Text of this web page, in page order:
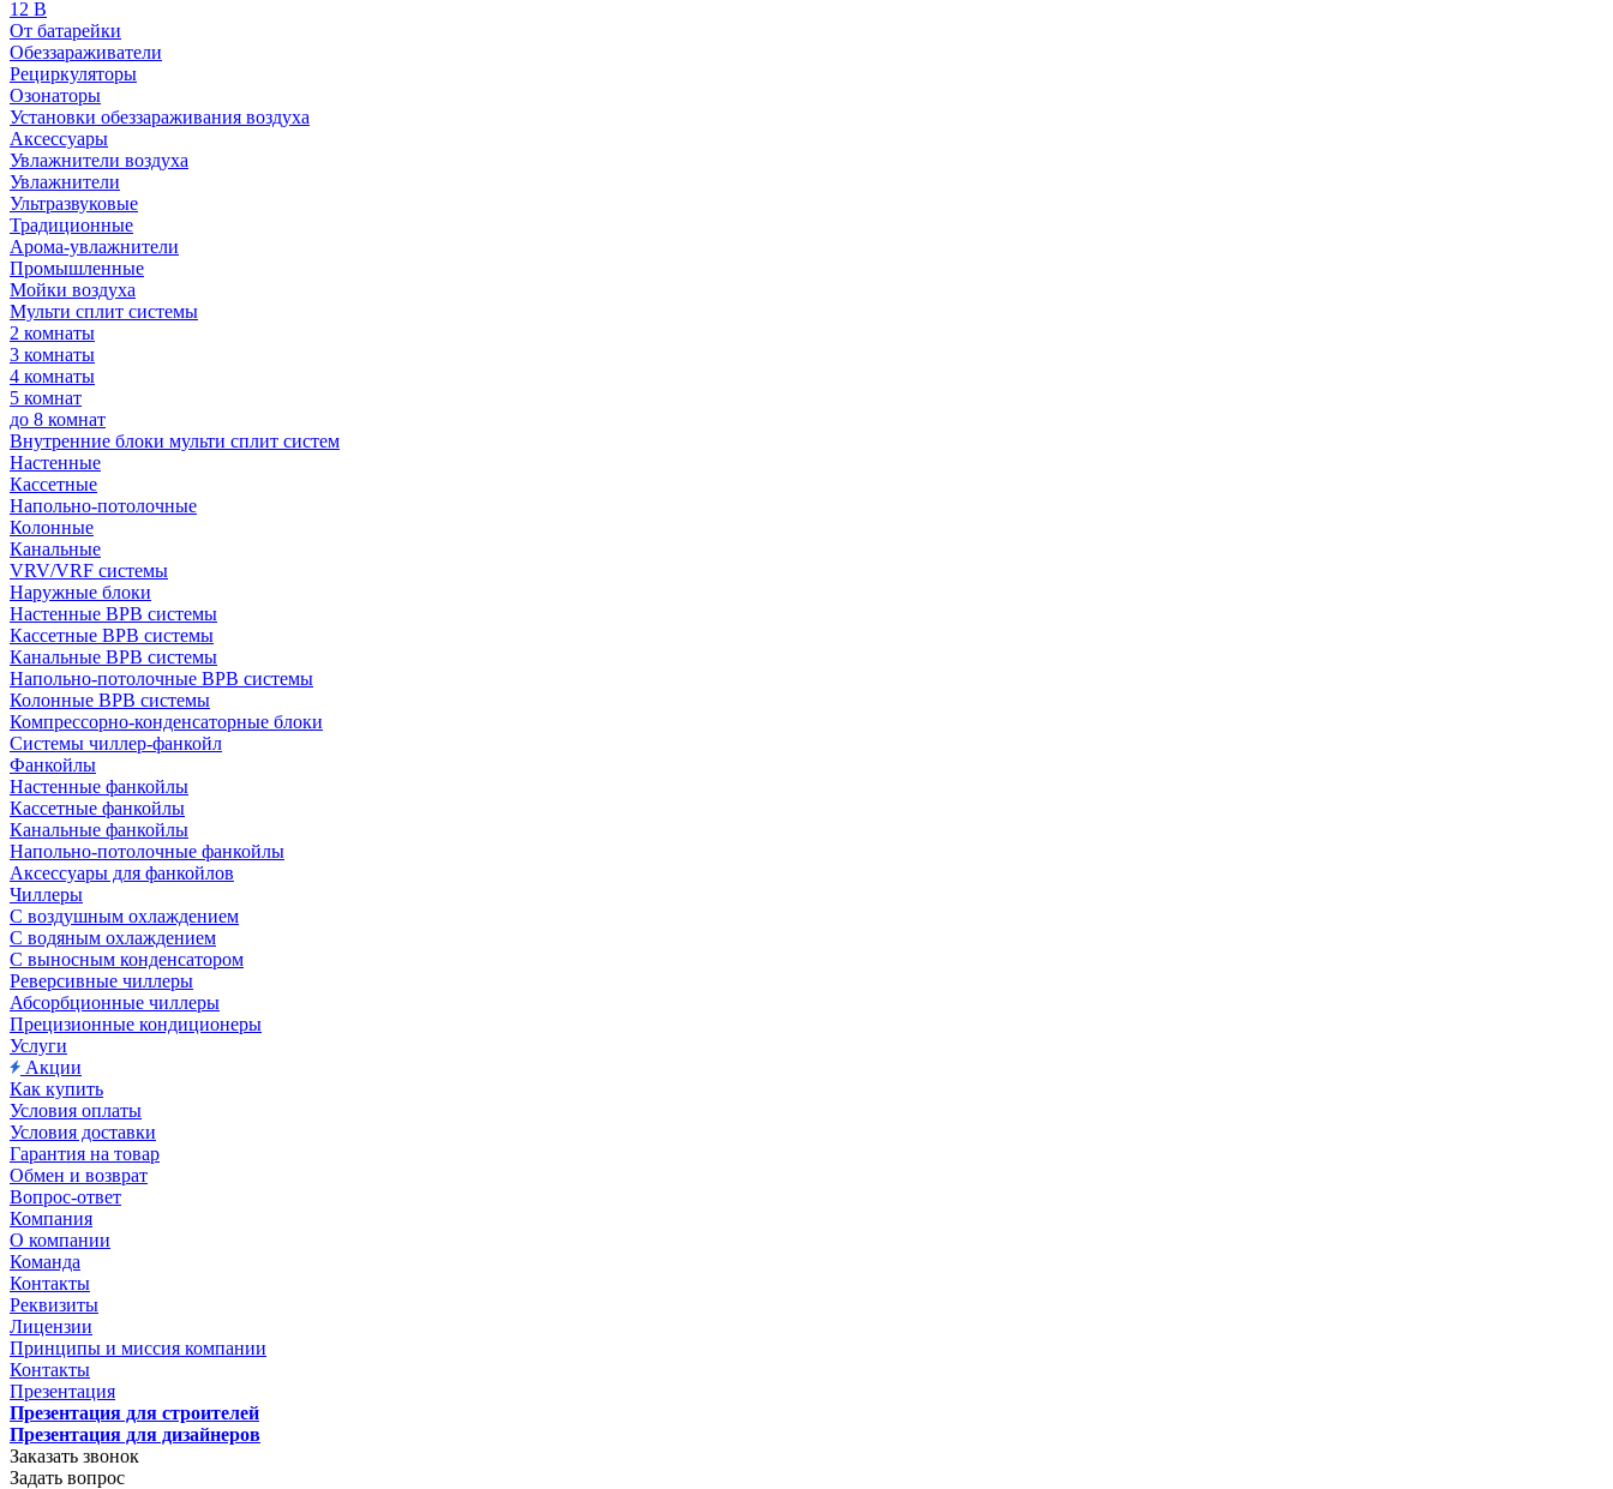
12 В
От батарейки
Обеззараживатели
Рециркуляторы
Озонаторы
Установки обеззараживания воздуха
Аксессуары
Увлажнители воздуха
Увлажнители
Ультразвуковые
Традиционные
Арома-увлажнители
Промышленные
Мойки воздуха
Мульти сплит системы
2 комнаты
3 комнаты
4 комнаты
5 комнат
до 8 комнат
Внутренние блоки мульти сплит систем
Настенные
Кассетные
Напольно-потолочные
Колонные
Канальные
VRV/VRF системы
Наружные блоки
Настенные ВРВ системы
Кассетные ВРВ системы
Канальные ВРВ системы
Напольно-потолочные ВРВ системы
Колонные ВРВ системы
Компрессорно-конденсаторные блоки
Системы чиллер-фанкойл
Фанкойлы
Настенные фанкойлы
Кассетные фанкойлы
Канальные фанкойлы
Напольно-потолочные фанкойлы
Аксессуары для фанкойлов
Чиллеры
С воздушным охлаждением
С водяным охлаждением
С выносным конденсатором
Реверсивные чиллеры
Абсорбционные чиллеры
Прецизионные кондиционеры
Услуги
Акции
Как купить
Условия оплаты
Условия доставки
Гарантия на товар
Обмен и возврат
Вопрос-ответ
Компания
О компании
Команда
Контакты
Реквизиты
Лицензии
Принципы и миссия компании
Контакты
Презентация
Презентация для строителей
Презентация для дизайнеров
Заказать звонок
Задать вопрос